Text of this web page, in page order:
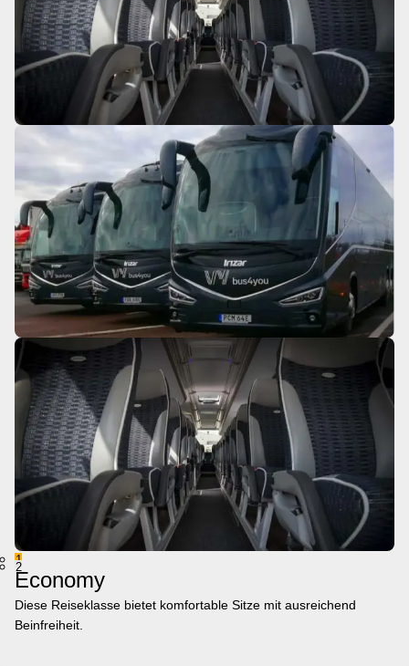
1
2
Economy
Diese Reiseklasse bietet komfortable Sitze mit ausreichend
Beinfreiheit.